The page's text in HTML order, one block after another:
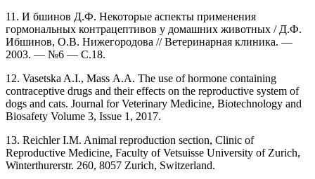
11. И бшинов Д.Ф. Некоторые аспекты применения
гормональных контрацептивов у домашних животных / Д.Ф.
Ибшинов, О.В. Нижегородова // Ветеринарная клиника. —
2003. — №6 — С.18.
12. Vasetska A.I., Mass А.А. The use of hormone containing
contraceptive drugs and their effects on the reproductive system of
dogs and cats. Journal for Veterinary Medicine, Biotechnology and
Biosafety Volume 3, Issue 1, 2017.
13. Reichler I.M. Animal reproduction section, Clinic of
Reproductive Medicine, Faculty of Vetsuisse University of Zurich,
Winterthurerstr. 260, 8057 Zurich, Switzerland.